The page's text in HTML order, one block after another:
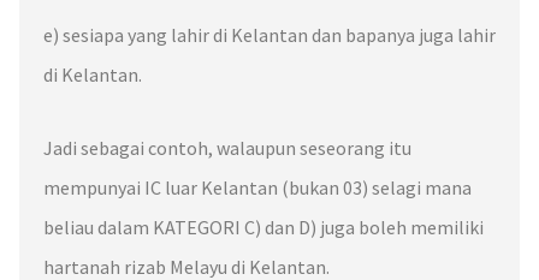
e) sesiapa yang lahir di Kelantan dan bapanya juga lahir
di Kelantan.
Jadi sebagai contoh, walaupun seseorang itu
mempunyai IC luar Kelantan (bukan 03) selagi mana
beliau dalam KATEGORI C) dan D) juga boleh memiliki
hartanah rizab Melayu di Kelantan.